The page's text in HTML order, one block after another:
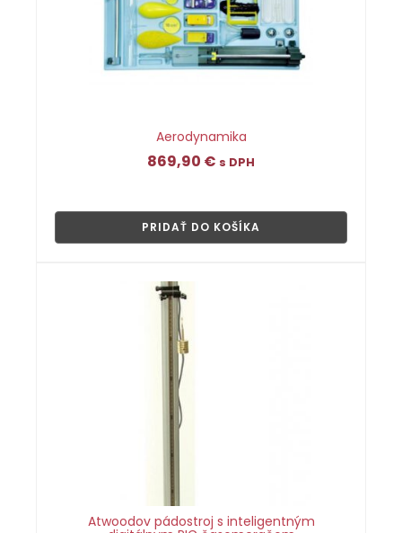
Aerodynamika
869,90 € s DPH
PRIDAŤ DO KOŠÍKA
Atwoodov pádostroj s inteligentným